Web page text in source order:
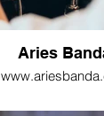
Aries